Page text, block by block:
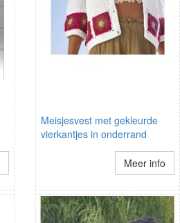
Meisjesvest met gekleurde
vierkantjes in onderrand
Meer info